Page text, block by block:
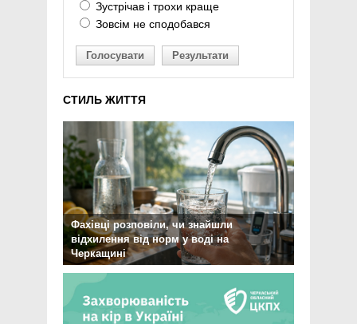
Зустрічав і трохи краще
Зовсім не сподобався
Голосувати Результати
СТИЛЬ ЖИТТЯ
Фахівці розповіли, чи знайшли
відхилення від норм у воді на
Черкащині